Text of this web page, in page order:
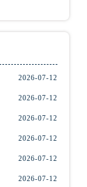
辽宁省沈阳市沈河区中街路137号亨得利名表维修授权店1楼浪琴售后服务中心（需提前预约）
2026-07-12
2026-07-12
2026-07-12
2026-07-12
2026-07-12
2026-07-12